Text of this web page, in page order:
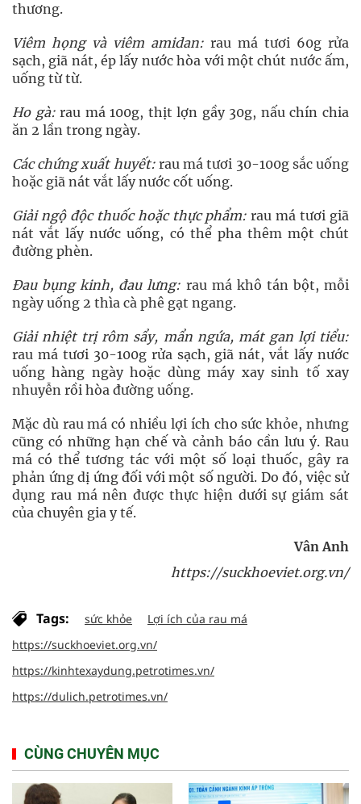
thương.
Viêm họng và viêm amidan: rau má tươi 60g rửa
sạch, giã nát, ép lấy nước hòa với một chút nước ấm,
uống từ từ.
Ho gà:rau má 100g, thịt lợn gầy 30g, nấu chín chia
ăn 2 lần trong ngày.
Các chứng xuất huyết:rau má tươi 30-100g sắc uống
hoặc giã nát vắt lấy nước cốt uống.
Giải ngộ độc thuốc hoặc thực phẩm:rau má tươi giã
nát vắt lấy nước uống, có thể pha thêm một chút
đường phèn.
Đau bụng kinh, đau lưng: rau má khô tán bột, mỗi
ngày uống 2 thìa cà phê gạt ngang.
Giải nhiệt trị rôm sẩy, mẩn ngứa, mát gan lợi tiểu:
rau má tươi 30-100g rửa sạch, giã nát, vắt lấy nước
uống hàng ngày hoặc dùng máy xay sinh tố xay
nhuyễn rồi hòa đường uống.
Mặc dù rau má có nhiều lợi ích cho sức khỏe, nhưng
cũng có những hạn chế và cảnh báo cần lưu ý. Rau
má có thể tương tác với một số loại thuốc, gây ra
phản ứng dị ứng đối với một số người. Do đó, việc sử
dụng rau má nên được thực hiện dưới sự giám sát
của chuyên gia y tế.
Vân Anh
https://suckhoeviet.org.vn/
Tags: sức khỏe
Lợi ích của rau má
https://suckhoeviet.org.vn/
https://kinhtexaydung.petrotimes.vn/
https://dulich.petrotimes.vn/
CÙNG CHUYÊN MỤC